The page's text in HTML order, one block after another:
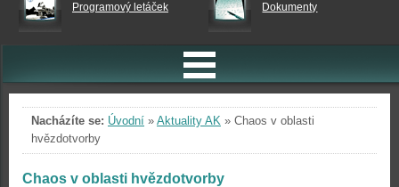
Programový letáček Dokumenty
Nacházíte se: Úvodní » Aktuality AK » Chaos v oblasti
hvězdotvorby
Chaos v oblasti hvězdotvorby